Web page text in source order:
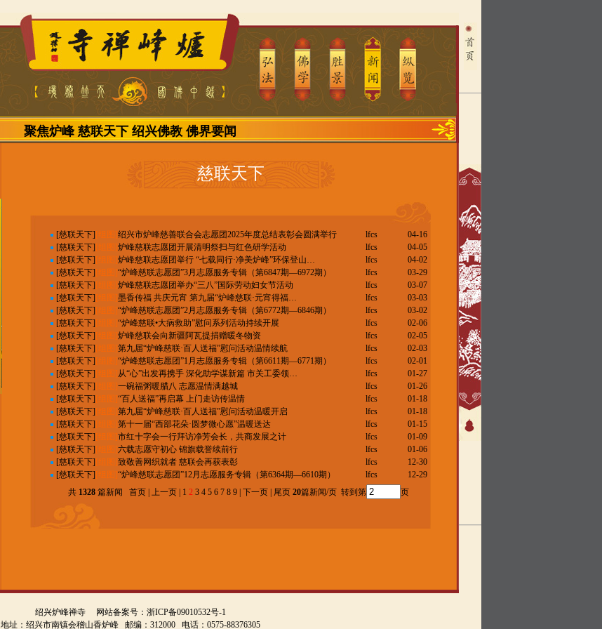
聚焦炉峰 慈联天下 绍兴佛教 佛界要闻
慈联天下
[慈联天下] [组图]绍兴市炉峰慈善联合会志愿团2025年度总结表彰会圆满举行 lfcs
04-16
[慈联天下] [组图]炉峰慈联志愿团开展清明祭扫与红色研学活动 lfcs
04-05
[慈联天下] [组图]炉峰慈联志愿团举行 “七载同行·净美炉峰”环保登山… lfcs
04-02
[慈联天下] [组图]“炉峰慈联志愿团”3月志愿服务专辑（第6847期—6972期） lfcs
03-29
[慈联天下] [组图]炉峰慈联志愿团举办“三八”国际劳动妇女节活动 lfcs
03-07
[慈联天下] [组图]墨香传福 共庆元宵 第九届“炉峰慈联·元宵得福… lfcs
03-03
[慈联天下] [组图]“炉峰慈联志愿团”2月志愿服务专辑（第6772期—6846期） lfcs
03-02
[慈联天下] [组图]“炉峰慈联•大病救助”慰问系列活动持续开展 lfcs
02-06
[慈联天下] [组图]炉峰慈联会向新疆阿瓦提捐赠暖冬物资 lfcs
02-05
[慈联天下] [组图]第九届“炉峰慈联·百人送福”慰问活动温情续航 lfcs
02-03
[慈联天下] [组图]“炉峰慈联志愿团”1月志愿服务专辑（第6611期—6771期） lfcs
02-01
[慈联天下] [组图] 从“心”出发再携手 深化助学谋新篇 市关工委领… lfcs
01-27
[慈联天下] [组图]一碗福粥暖腊八 志愿温情满越城 lfcs
01-26
[慈联天下] [组图]“百人送福”再启幕 上门走访传温情 lfcs
01-18
[慈联天下] [组图]第九届“炉峰慈联·百人送福”慰问活动温暖开启 lfcs
01-18
[慈联天下] [组图]第十一届“西部花朵·圆梦微心愿”温暖送达 lfcs
01-15
[慈联天下] [组图]市红十字会一行拜访净芳会长，共商发展之计 lfcs
01-09
[慈联天下] [组图]六载志愿守初心 锦旗载誉续前行 lfcs
01-06
[慈联天下] [组图]致敬善网织就者 慈联会再获表彰 lfcs
12-30
[慈联天下] [组图]“炉峰慈联志愿团”12月志愿服务专辑（第6364期—6610期） lfcs
12-29
共 1328篇新闻 首页| 上一页| 1 2 3 4 5 6 7 8 9| 下一页| 尾页 20篇新闻/页 转到第 页
绍兴炉峰禅寺 网站备案号： 浙ICP备09010532号-1
地址：绍兴市南镇会稽山香炉峰 邮编：312000 电话：0575-88376305